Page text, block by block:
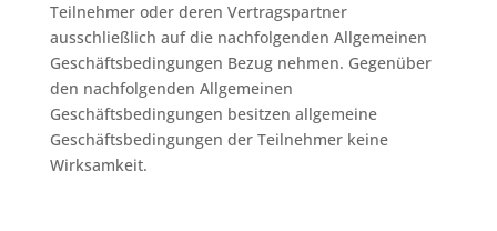
Teilnehmer oder deren Vertragspartner
ausschließlich auf die nachfolgenden Allgemeinen
Geschäftsbedingungen Bezug nehmen. Gegenüber
den nachfolgenden Allgemeinen
Geschäftsbedingungen besitzen allgemeine
Geschäftsbedingungen der Teilnehmer keine
Wirksamkeit.